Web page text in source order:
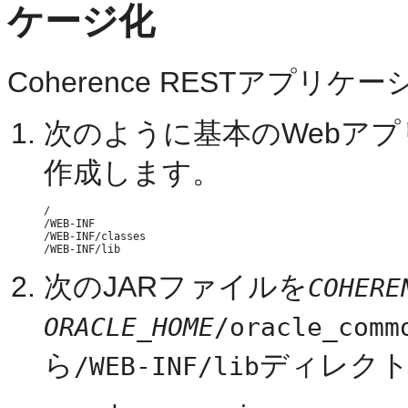
ケージ化
Coherence RESTアプリケー
次のように基本のWebア
作成します。
/
/WEB-INF
/WEB-INF/classes
次のJARファイルを
ORACLE_HOME/
ら /WEB-INF/libディレク